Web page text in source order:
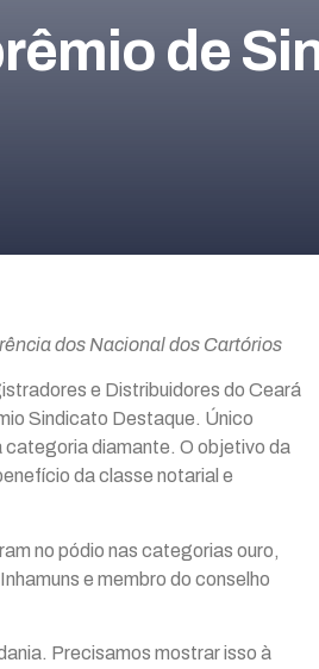
de
dos Nacional dos Cartórios
e Distribuidores do Ceará
Sindicato Destaque. Único
categoria diamante. O objetivo da
da classe notarial e
no pódio nas categorias ouro,
e membro do conselho
Precisamos mostrar isso à